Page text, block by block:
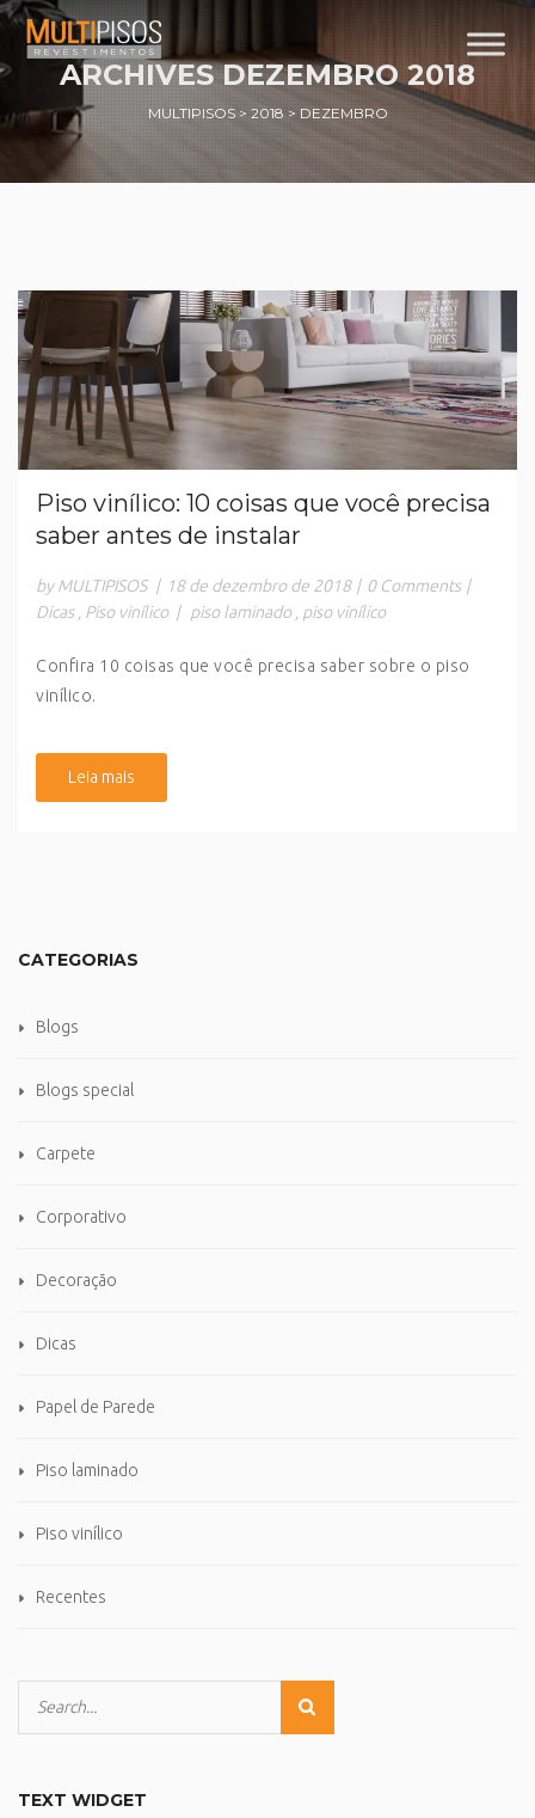
ARCHIVESDEZEMBRO 2018
MULTIPISOS> 2018 > DEZEMBRO
Piso vinílico: 10 coisas que você precisa
saber antes de instalar
by MULTIPISOS | 18 de dezembro de 2018 | 0 Comments |
Dicas , Piso vinílico | piso laminado , piso vinílico
Confira 10 coisas que você precisa saber sobre o piso
vinílico.
Leia mais
CATEGORIAS
Blogs
Blogs special
Carpete
Corporativo
Decoração
Dicas
Papel de Parede
Piso laminado
Piso vinílico
Recentes
TEXT WIDGET